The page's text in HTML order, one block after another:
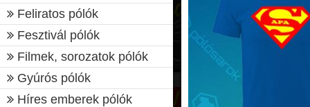
Feliratos pólók
Fesztivál pólók
Filmek, sorozatok pólók
Gyúrós pólók
Híres emberek pólók